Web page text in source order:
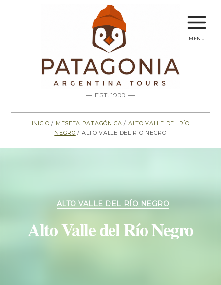
— EST. 1999 —
menu
Inicio / Meseta Patagónica / Alto Valle del Río
Negro / Alto Valle del Río Negro
Categorías
ALTO VALLE DEL RÍO NEGRO
Alto Valle del Río Negro